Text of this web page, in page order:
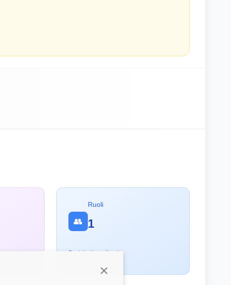
Continua senza accettare
👥
Ruoli
1
Posizioni monitorate